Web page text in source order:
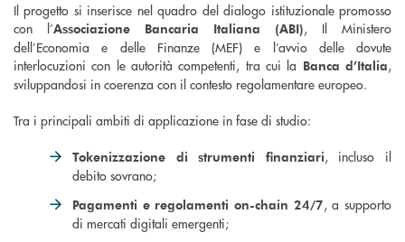
Il progetto si inserisce nel quadro del dialogo istituzionale promosso
con l’Associazione Bancaria Italiana (ABI), Il Ministero
dell’Economia e delle Finanze (MEF) e l’avvio delle dovute
interlocuzioni con le autorità competenti, tra cui la Banca d’Italia,
sviluppandosi in coerenza con il contesto regolamentare europeo.
Tra i principali ambiti di applicazione in fase di studio:
Tokenizzazione di strumenti finanziari, incluso il
debito sovrano;
Pagamenti e regolamenti on-chain 24/7, a supporto
di mercati digitali emergenti;